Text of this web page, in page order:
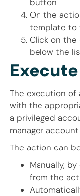
button
On the
template to
Click on the
below the
The execution of
with the
a privileged
manager
The action can
Manually,
from the